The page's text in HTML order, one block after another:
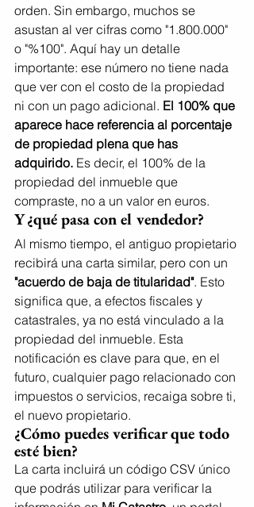
orden. Sin embargo, muchos se
asustan al ver cifras como "1.800.000"
o "%100". Aquí hay un detalle
importante: ese número no tiene nada
que ver con el costo de la propiedad
ni con un pago adicional. El 100% que
aparece hace referencia al porcentaje
de propiedad plena que has
adquirido. Es decir, el 100% de la
propiedad del inmueble que
compraste, no a un valor en euros.
Y ¿qué pasa con el vendedor?
Al mismo tiempo, el antiguo propietario
recibirá una carta similar, pero con un
"acuerdo de baja de titularidad". Esto
significa que, a efectos fiscales y
catastrales, ya no está vinculado a la
propiedad del inmueble. Esta
notificación es clave para que, en el
futuro, cualquier pago relacionado con
impuestos o servicios, recaiga sobre ti,
el nuevo propietario.
¿Cómo puedes verificar que todo
esté bien?
La carta incluirá un código CSV único
que podrás utilizar para verificar la